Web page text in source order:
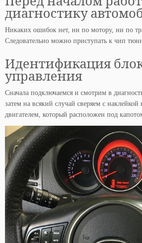
диагностику
Никаких ошибок нет, ни по мотору, ни по
Следовательно можно приступать к чип
Идентификация
управления
Сначала подключаемся и смотрим в
затем на всякий случай сверяем с наклейкой
двигателем, который расположен под